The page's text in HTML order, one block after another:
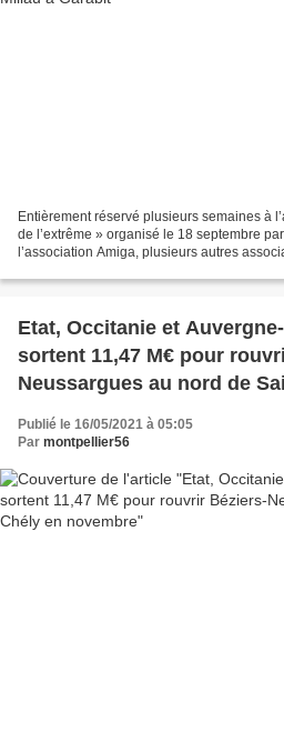
Entièrement réservé plusieurs semaines à
de l’extrême » organisé le 18 septembre
l’association Amiga, plusieurs autres
Etat, Occitanie et
sortent 11,47 M€ pour
Neussargues au nord de
Publié le 16/05/2021 à 05:05
Par montpellier56